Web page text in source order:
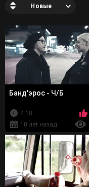
Новые
Банд'эрос - Ч/Б
4:18
10 лет назад